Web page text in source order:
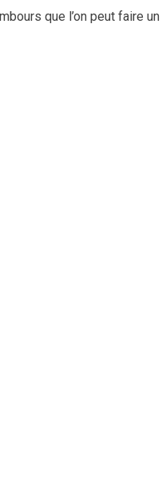
que l’on peut faire un